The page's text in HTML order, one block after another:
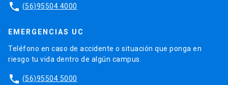
phone (56)95504 4000
EMERGENCIAS UC
Teléfono en caso de accidente o situación que ponga en
riesgo tu vida dentro de algún campus.
phone (56)95504 5000